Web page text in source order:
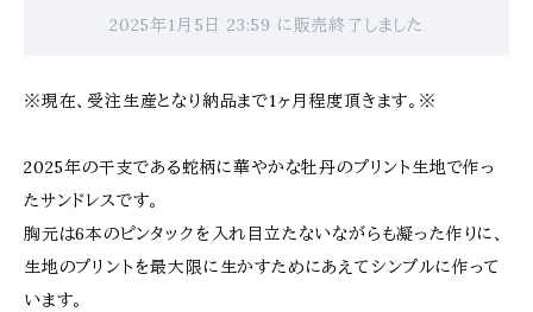
2025年1月5日 23:59 に販売終了しました
※現在、受注生産となり納品まで1ヶ月程度頂きます。※
2025年の干支である蛇柄に華やかな牡丹のプリント生地で作っ
たサンドレスです。
胸元は6本のピンタックを入れ目立たないながらも凝った作りに、
生地のプリントを最大限に生かすためにあえてシンプルに作って
います。